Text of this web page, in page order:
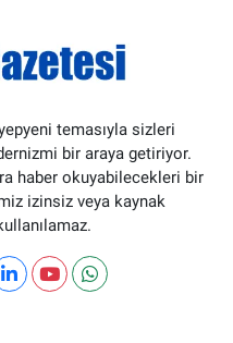
temasıyla sizleri
bir araya getiriyor.
haber okuyabilecekleri bir
izinsiz veya kaynak